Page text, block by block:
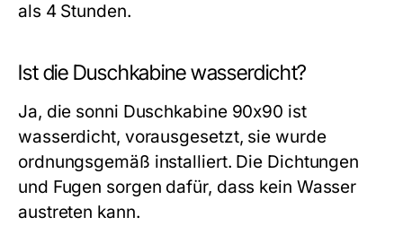
als 4 Stunden.
Ist die Duschkabine wasserdicht?
Ja, die sonni Duschkabine 90x90 ist
wasserdicht, vorausgesetzt, sie wurde
ordnungsgemäß installiert. Die Dichtungen
und Fugen sorgen dafür, dass kein Wasser
austreten kann.